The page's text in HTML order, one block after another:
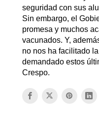
seguridad con sus
Sin embargo, el
promesa y muchos
vacunados. Y,
no nos ha facilitado
demandado estos
Crespo.